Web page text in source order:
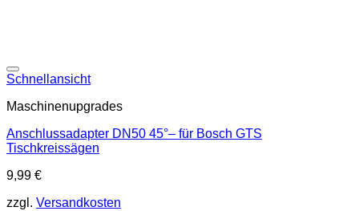
Schnellansicht
Maschinenupgrades
Anschlussadapter DN50 45°– für Bosch GTS
Tischkreissägen
9,99 €
zzgl. Versandkosten